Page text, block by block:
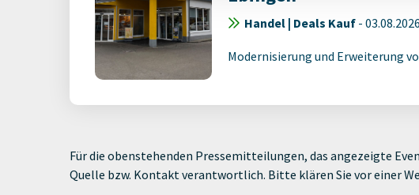
Handel | Deals Kauf - 03.08.2026
Modernisierung und Erweiterung
Für die obenstehenden Pressemitteilungen, das angezeigte
Quelle bzw. Kontakt verantwortlich. Bitte klären Sie vor einer